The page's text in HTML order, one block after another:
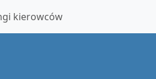
kierowców